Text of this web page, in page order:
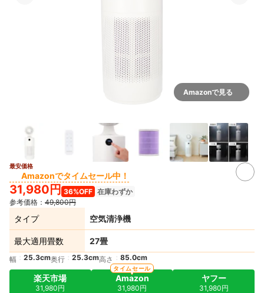
Amazonで見る
最安価格
Amazonでタイムセール中！
31,980円 36%OFF 在庫わずか
参考価格： 49,800円
タイプ 空気清浄機
最大適用畳数 27畳
幅 25.3cm奥行 25.3cm高さ 85.0cm
楽天市場
31,980円
Amazon
31,980円
タイムセール
ヤフー
31,980円